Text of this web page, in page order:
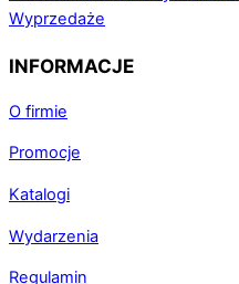
Wyprzedaże
INFORMACJE
O firmie
Promocje
Katalogi
Wydarzenia
Regulamin